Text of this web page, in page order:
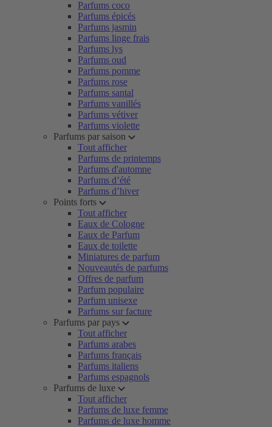
Parfums coco
Parfums épicés
Parfums jasmin
Parfums linge frais
Parfums lys
Parfums oud
Parfums pomme
Parfums rose
Parfums santal
Parfums vanillés
Parfums vétiver
Parfums violette
Parfums par saison
Tout afficher
Parfums de printemps
Parfums d'automne
Parfums d’été
Parfums d’hiver
Points forts
Tout afficher
Eaux de Cologne
Eaux de Parfum
Eaux de toilette
Miniatures de parfum
Nouveautés de parfums
Offres de parfum
Parfum populaire
Parfum unisexe
Parfums sur facture
Parfums par pays
Tout afficher
Parfums arabes
Parfums français
Parfums italiens
Parfums espagnols
Parfums de luxe
Tout afficher
Parfums de luxe femme
Parfums de luxe homme